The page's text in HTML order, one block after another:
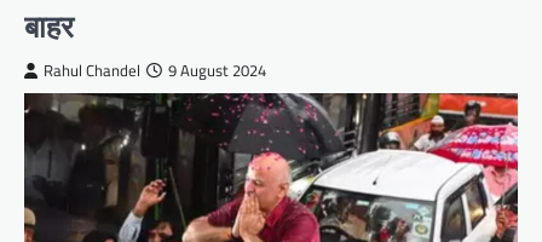
बाहर
Rahul Chandel 9 August 2024